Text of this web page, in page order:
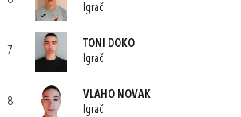
Igrač
7
TONI DOKO
Igrač
8
VLAHO NOVAK
Igrač